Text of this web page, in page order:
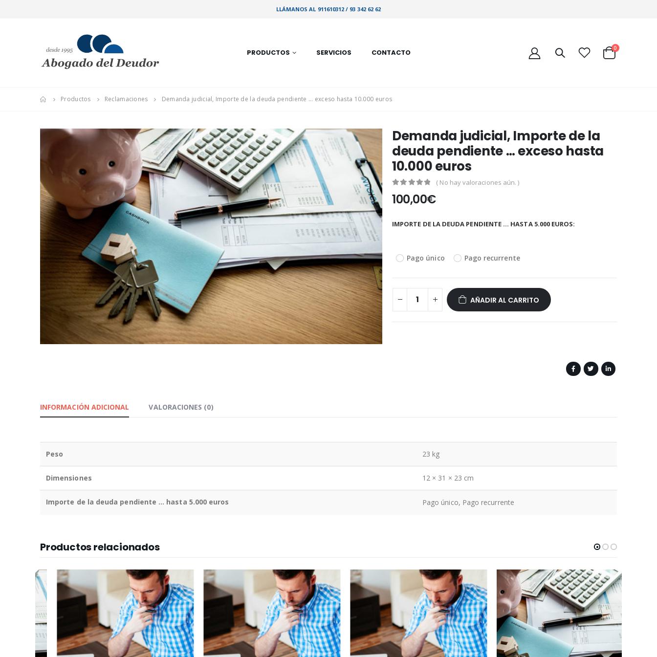
LLÁMANOS AL 911610312 / 93 342 62 62
PRODUCTOS SERVICIOS CONTACTO 0
Productos Reclamaciones Demanda judicial, Importe de la deuda pendiente … exceso hasta 10.000 euros
Demanda judicial, Importe de la
deuda pendiente … exceso hasta
10.000 euros
( No hay valoraciones aún. )
100,00€
IMPORTE DE LA DEUDA PENDIENTE … HASTA 5.000 EUROS
Pago único Pago recurrente
AÑADIR AL CARRITO
INFORMACIÓN ADICIONAL VALORACIONES (0)
Peso 23 kg
Dimensiones 12 × 31 × 23 cm
Importe de la deuda pendiente … hasta 5.000 euros Pago único, Pago recurrente
Productos relacionados